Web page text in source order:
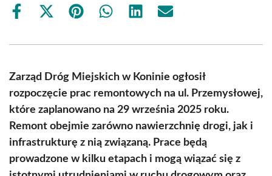
Share
Share
(Twitter)
Share Share Share Share
Zarząd Dróg Miejskich w Koninie ogłosił
rozpoczęcie prac remontowych na ul. Przemysłowej,
które zaplanowano na 29 września 2025 roku.
Remont obejmie zarówno nawierzchnię drogi, jak i
infrastrukturę z nią związaną. Prace będą
prowadzone w kilku etapach i mogą wiązać się z